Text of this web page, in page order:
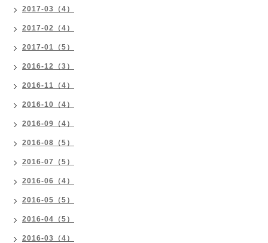
2017-03（4）
2017-02（4）
2017-01（5）
2016-12（3）
2016-11（4）
2016-10（4）
2016-09（4）
2016-08（5）
2016-07（5）
2016-06（4）
2016-05（5）
2016-04（5）
2016-03（4）